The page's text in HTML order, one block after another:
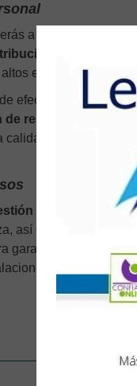
a realizar la
de tareas
estándares de
efectuar el
control y
resultados
y la
del servicio.
de recursos
así como el manejo
garantizar un entorno